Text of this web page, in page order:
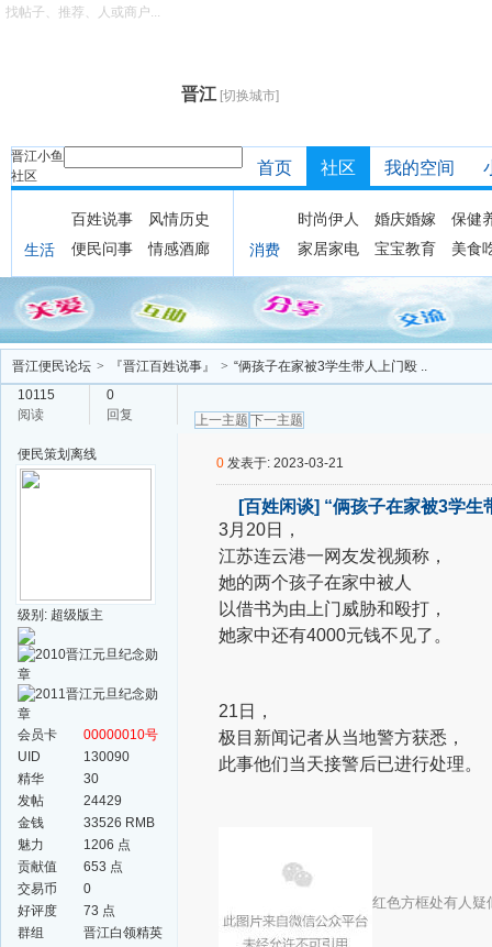
晋江 [切换城市]
晋江小鱼
社区
找帖子、推荐、人或商户...
首页 社区 我的空间
生活
百姓说事
风情历史
便民问事
情感酒廊 消费
时尚伊人 婚庆婚嫁
保健
家居家电
宝宝教育 美食
晋江便民论坛 > 『晋江百姓说事』 > “俩孩子在家被3学生带人上门殴 ..
10115
阅读
0
回复
上一主题 下一主题
便民策划 离线
级别: 超级版主
会员卡
00000010号
UID
130090
精华
30
发帖
24429
金钱
33526 RMB
魅力
1206 点
贡献值
653 点
交易币
0
好评度
73 点
群组
晋江白领精英
0 发表于: 2023-03-21
[百姓闲谈] “俩孩子在家被3学生
3月20日，
江苏连云港一网友发视频称，
她的两个孩子在家中被人
以借书为由上门威胁和殴打，
她家中还有4000元钱不见了。
21日，
极目新闻记者从当地警方获悉，
此事他们当天接警后已进行处理。
红色方框处有人疑